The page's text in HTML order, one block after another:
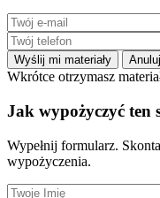
Wyślij mi materiały Anuluj
Wkrótce otrzymasz
Jak wypożyczyć ten
Wypełnij formularz.
wypożyczenia.